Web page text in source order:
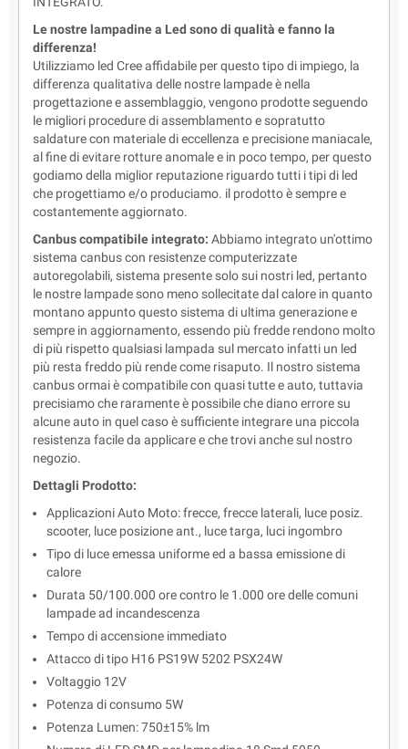
Le nostre lampadine a Led sono di qualità e fanno la
differenza!
Utilizziamo led Cree affidabile per questo tipo di impiego, la
differenza qualitativa delle nostre lampade è nella
progettazione e assemblaggio, vengono prodotte seguendo
le migliori procedure di assemblamento e sopratutto
saldature con materiale di eccellenza e precisione maniacale,
al fine di evitare rotture anomale e in poco tempo, per questo
godiamo della miglior reputazione riguardo tutti i tipi di led
che progettiamo e/o produciamo. il prodotto è sempre e
costantemente aggiornato.
Canbus compatibile integrato: Abbiamo integrato un'ottimo
sistema canbus con resistenze computerizzate
autoregolabili, sistema presente solo sui nostri led, pertanto
le nostre lampade sono meno sollecitate dal calore in quanto
montano appunto questo sistema di ultima generazione e
sempre in aggiornamento, essendo più fredde rendono molto
di più rispetto qualsiasi lampada sul mercato infatti un led
più resta freddo più rende come risaputo. Il nostro sistema
canbus ormai è compatibile con quasi tutte e auto, tuttavia
precisiamo che raramente è possibile che diano errore su
alcune auto in quel caso è sufficiente integrare una piccola
resistenza facile da applicare e che trovi anche sul nostro
negozio.
Dettagli Prodotto:
Applicazioni Auto Moto: frecce, frecce laterali, luce posiz.
scooter, luce posizione ant., luce targa, luci ingombro
Tipo di luce emessa uniforme ed a bassa emissione di
calore
Durata 50/100.000 ore contro le 1.000 ore delle comuni
lampade ad incandescenza
Tempo di accensione immediato
Attacco di tipo H16 PS19W 5202 PSX24W
Voltaggio 12V
Potenza di consumo 5W
Potenza Lumen: 750±15% lm